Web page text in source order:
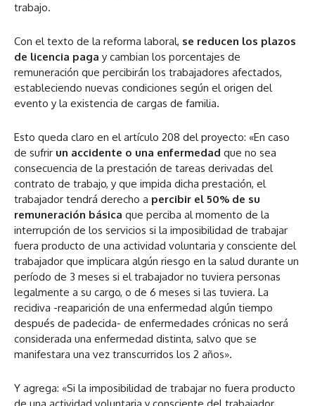
trabajo.
Con el texto de la reforma laboral, se reducen los plazos
de licencia paga y cambian los porcentajes de
remuneración que percibirán los trabajadores afectados,
estableciendo nuevas condiciones según el origen del
evento y la existencia de cargas de familia.
Esto queda claro en el artículo 208 del proyecto: «En caso
de sufrir un accidente o una enfermedad que no sea
consecuencia de la prestación de tareas derivadas del
contrato de trabajo, y que impida dicha prestación, el
trabajador tendrá derecho a percibir el 50% de su
remuneración básica que perciba al momento de la
interrupción de los servicios si la imposibilidad de trabajar
fuera producto de una actividad voluntaria y consciente del
trabajador que implicara algún riesgo en la salud durante un
período de 3 meses si el trabajador no tuviera personas
legalmente a su cargo, o de 6 meses si las tuviera. La
recidiva -reaparición de una enfermedad algún tiempo
después de padecida- de enfermedades crónicas no será
considerada una enfermedad distinta, salvo que se
manifestara una vez transcurridos los 2 años».
Y agrega: «Si la imposibilidad de trabajar no fuera producto